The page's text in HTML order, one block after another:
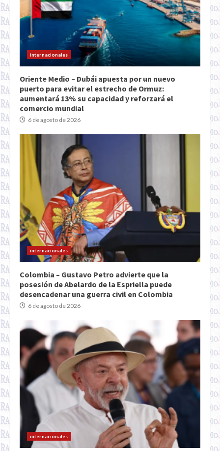
internacionales
Oriente Medio – Dubái apuesta por un nuevo
puerto para evitar el estrecho de Ormuz:
aumentará 13% su capacidad y reforzará el
comercio mundial
6 de agosto de 2026
internacionales
Colombia – Gustavo Petro advierte que la
posesión de Abelardo de la Espriella puede
desencadenar una guerra civil en Colombia
6 de agosto de 2026
internacionales